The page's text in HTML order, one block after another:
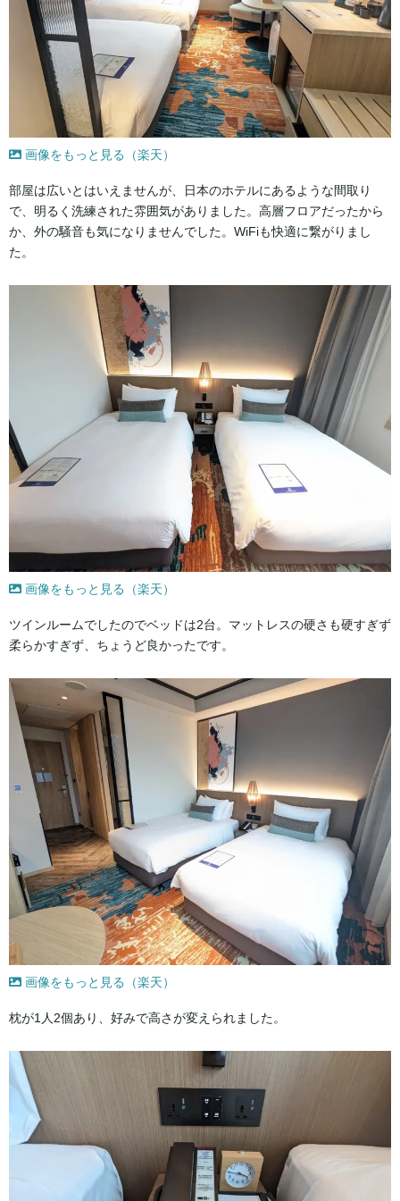
画像をもっと見る（楽天）
部屋は広いとはいえませんが、日本のホテルにあるような間取り
で、明るく洗練された雰囲気がありました。高層フロアだったから
か、外の騒音も気になりませんでした。WiFiも快適に繋がりまし
た。
画像をもっと見る（楽天）
ツインルームでしたのでベッドは2台。マットレスの硬さも硬すぎず
柔らかすぎず、ちょうど良かったです。
画像をもっと見る（楽天）
枕が1人2個あり、好みで高さが変えられました。